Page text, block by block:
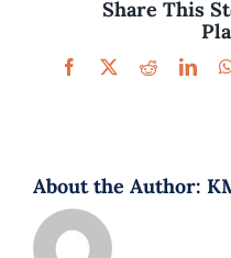
Share This
Facebook
X Reddit
About the Author: